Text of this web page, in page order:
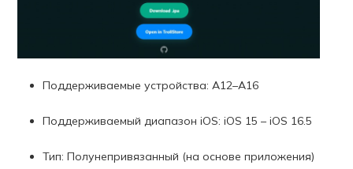
Поддерживаемые устройства: A12–A16
Поддерживаемый диапазон iOS: iOS 15 – iOS 16.5
Тип: Полунепривязанный (на основе приложения)